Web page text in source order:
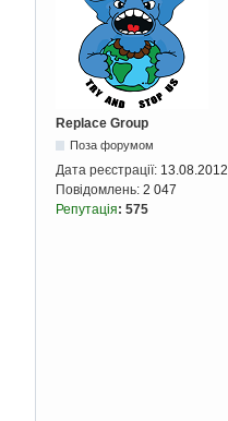
Replace Group
Поза форумом
Дата реєстрації: 13.08.2012
Повідомлень: 2 047
Репутація: 575